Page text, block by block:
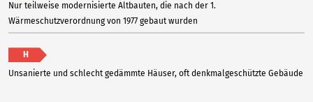
Nur teilweise modernisierte Altbauten, die nach der 1.
Wärmeschutzverordnung von 1977 gebaut wurden
H
Unsanierte und schlecht gedämmte Häuser, oft denkmalgeschützte Gebäude